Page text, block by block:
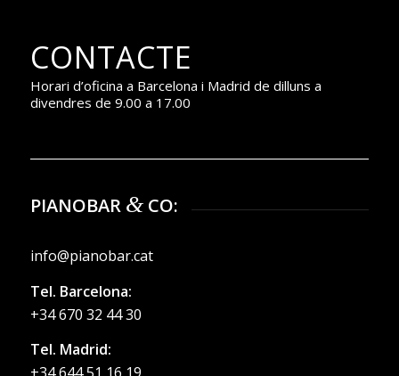
CONTACTE
Horari d’oficina a Barcelona i Madrid de dilluns a
divendres de 9.00 a 17.00
PIANOBAR &CO:
info@pianobar.cat
Tel. Barcelona:
+34 670 32 44 30
Tel. Madrid: